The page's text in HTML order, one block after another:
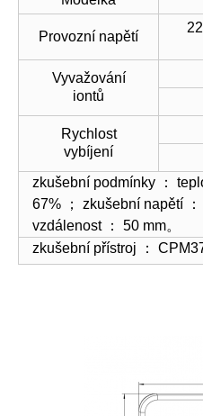
Provozní napětí
Vyvažování
iontů
Rychlost
vybíjení
zkušební podmínky ：
67% ； zkušební napětí
vzdálenost ： 50 mm。
zkušební přístroj ：